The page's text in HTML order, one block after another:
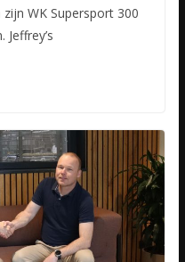
WK Supersport 300